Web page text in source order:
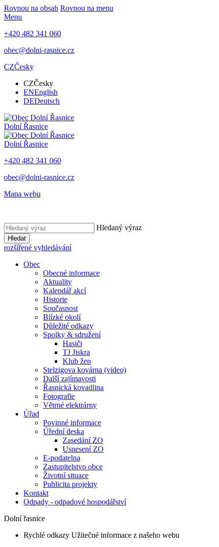
Rovnou na obsah Rovnou na menu
Menu
+420 482 341 060
obec@dolni-rasnice.cz
CZČesky
CZČesky
ENEnglish
DEDeutsch
Dolní Řasnice
Dolní Řasnice
+420 482 341 060
obec@dolni-rasnice.cz
Mapa webu
Hledaný výraz
Hledat
rozšířené vyhledávání
Obec
Obecné informace
Aktuality
Kalendář akcí
Historie
Současnost
Blízké okolí
Důležité odkazy
Spolky & sdružení
Hasiči
TJ Jiskra
Klub žen
Stelzigova kovárna (video)
Další zajímavosti
Řasnická kovadlina
Fotografie
Větrné elektrárny
Úřad
Povinné informace
Úřední deska
Zasedání ZO
Usnesení ZO
E-podatelna
Zastupitelstvo obce
Životní situace
Publicita projekty
Kontakt
Odpady - odpadové hospodářství
Dolní řasnice
Rychlé odkazy Užitečné informace z našeho webu